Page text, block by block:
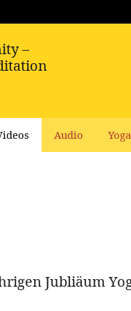
Audio
Jubliäum